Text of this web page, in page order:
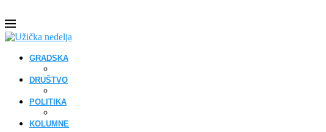
GRADSKA
DRUŠTVO
POLITIKA
KOLUMNE